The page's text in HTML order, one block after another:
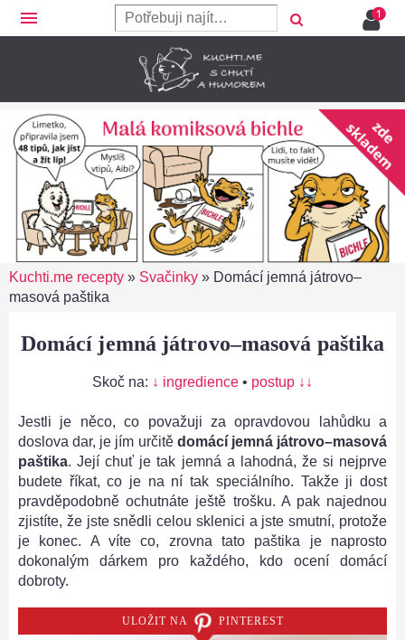
menu
Kuchti.me recepty » Svačinky » Domácí jemná játrovo–
masová paštika
Domácí jemná játrovo–masová paštika
Skoč na: ↓ ingredience • postup ↓↓
Jestli je něco, co považuji za opravdovou lahůdku a
doslova dar, je jím určitě domácí jemná játrovo–masová
paštika.Její chuť je tak jemná a lahodná, že si nejprve
budete říkat, co je na ní tak speciálního. Takže ji dost
pravděpodobně ochutnáte ještě trošku. A pak najednou
zjistíte, že jste snědli celou sklenici a jste smutní, protože
je konec. A víte co, zrovna tato paštika je naprosto
dokonalým dárkem pro každého, kdo ocení domácí
dobroty.
ULOŽIT NA PINTEREST